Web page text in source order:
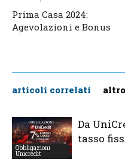
Prima Casa 2024:
Agevolazioni e Bonus
articoli correlati
Obbligazioni
Unicredit
Da
tasso